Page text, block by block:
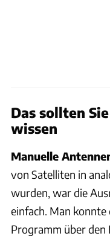
Das sollten
wissen
Manuelle
von Satelliten in
wurden, war die
einfach. Man konnte
Programm über den